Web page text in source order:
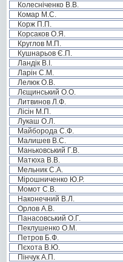
Колесніченко В.В.
Комар М.С.
Корж П.П.
Корсаков О.Я.
Круглов М.П.
Кушнарьов Є.П.
Ландік В.І.
Ларін С.М.
Лелюк О.В.
Лєщинський О.О.
Литвинов Л.Ф.
Лісін М.П.
Лукаш О.Л.
Майборода С.Ф.
Малишев В.С.
Маньковський Г.В.
Матюха В.В.
Мельник С.А.
Мірошниченко Ю.Р.
Момот С.В.
Наконечний В.Л.
Орлов А.В.
Панасовський О.Г.
Пеклушенко О.М.
Петров Б.Ф.
Пєхота В.Ю.
Пінчук А.П.